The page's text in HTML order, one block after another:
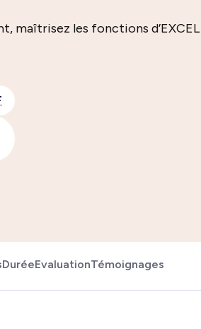
maîtrisez les fonctions d’EXCEL
DuréeEvaluationTémoignages